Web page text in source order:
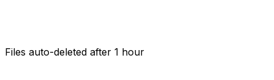
Files auto-deleted after 1 hour